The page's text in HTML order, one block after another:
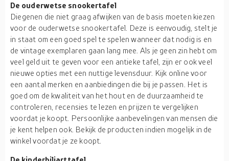
De ouderwetse snookertafel
Diegenen die niet graag afwijken van de basis moeten kiezen
voor de ouderwetse snookertafel. Deze is eenvoudig, stelt je
in staat om een goed spel te spelen wanneer dat nodig is en
de vintage exemplaren gaan lang mee. Als je geen zin hebt om
veel geld uit te geven voor een antieke tafel, zijn er ook veel
nieuwe opties met een nuttige levensduur. Kijk online voor
een aantal merken en aanbiedingen die bij je passen. Het is
goed om de kwaliteit van het hout en de duurzaamheid te
controleren, recensies te lezen en prijzen te vergelijken
voordat je koopt. Persoonlijke aanbevelingen van mensen die
je kent helpen ook. Bekijk de producten indien mogelijk in de
winkel voordat je ze koopt.